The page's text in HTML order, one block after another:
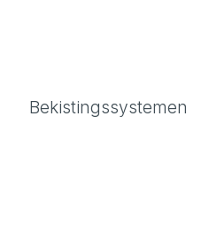
Bekistingssystemen